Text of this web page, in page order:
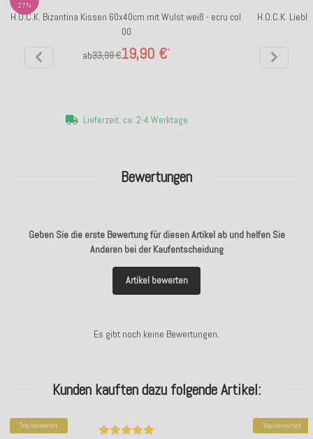
Bewertungen
Geben Sie die erste Bewertung für diesen Artikel ab und helfen Sie
Anderen bei der Kaufentscheidung
Artikel bewerten
Es gibt noch keine Bewertungen.
27%
H.O.C.K. Bizantina Kissen 60x40cm mit Wulst weiß - ecru col.
00
ab
19,90 €*
33,99 €
Lieferzeit: ca. 2-4 Werktage
H.O.C.K.
Kunden kauften dazu folgende Artikel:
Top bewertet Top bewertet